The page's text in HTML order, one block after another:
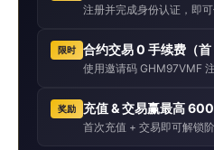
注册并完成身份认证，即可
限时 合约交易 0 手续费（首
使用邀请码 GHM97VMF
奖励 充值 & 交易赢最高
首次充值 + 交易即可解锁阶